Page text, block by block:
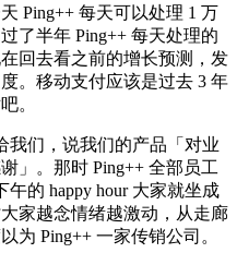
Ping++ 每天可以处理 1 万
了半年 Ping++ 每天处理的
回去看之前的增长预测，发
。移动支付应该是过去 3 年
。
我们，说我们的产品「对业
」。那时 Ping++ 全部员工
的 happy hour 大家就坐成
家越念情绪越激动，从走廊
为 Ping++ 一家传销公司。